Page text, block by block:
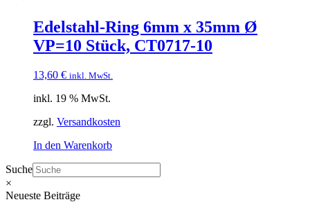
Edelstahl-Ring 6mm x 35mm Ø
VP=10 Stück, CT0717-10
13,60 € inkl. MwSt.
inkl. 19 % MwSt.
zzgl. Versandkosten
In den Warenkorb
Suche
×
Neueste Beiträge